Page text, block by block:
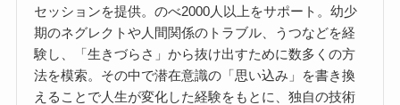
セッションを提供。のべ2000人以上をサポート。幼少
期のネグレクトや人間関係のトラブル、うつなどを経
験し、「生きづらさ」から抜け出すために数多くの方
法を模索。その中で潜在意識の「思い込み」を書き換
えることで人生が変化した経験をもとに、独自の技術